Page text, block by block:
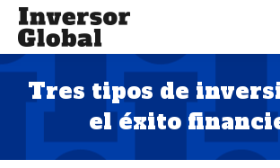
Tres tipos de
el éxito
Estás aquí: